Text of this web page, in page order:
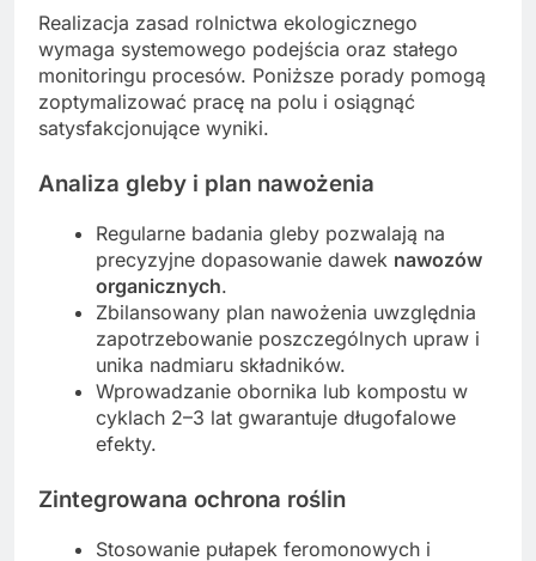
Realizacja zasad rolnictwa ekologicznego
wymaga systemowego podejścia oraz stałego
monitoringu procesów. Poniższe porady pomogą
zoptymalizować pracę na polu i osiągnąć
satysfakcjonujące wyniki.
Analiza gleby i plan nawożenia
Regularne badania gleby pozwalają na
precyzyjne dopasowanie dawek nawozów
organicznych.
Zbilansowany plan nawożenia uwzględnia
zapotrzebowanie poszczególnych upraw i
unika nadmiaru składników.
Wprowadzanie obornika lub kompostu w
cyklach 2–3 lat gwarantuje długofalowe
efekty.
Zintegrowana ochrona roślin
Stosowanie pułapek feromonowych i